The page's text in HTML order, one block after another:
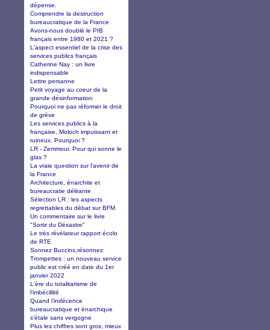
dépense.
Comprendre la destruction
bureaucratique de la France
Avons-nous doublé le PIB
français entre 1980 et 2021 ?
L'aspect essentiel de la crise des
services publics français
Catherine Nay : un livre
indispensable
Lettre persanne
Petit voyage au coeur de la
grande désinformation
Pourquoi ne pas réformer le droit
de grève
Les services publics à la
française, Moloch impuissant et
ruineux. Pourquoi ?
LR - Zemmour. Pour qui sonne le
glas ?
La vraie question sur l'avenir de
la France
Architecture, énarchite et
bureaucratie délirante
Sélection LR : les aspects
regrettables du débat sur BFM
Un commentaire sur le livre
"Sortir du Désastre"
Le très révélateur rapport écolo
de RTE
Sonnez Buccins,résonnez
Trompettes : un nouveau service
public est créé en date du 1er
janvier 2022
L'ère du totalitarisme de
l'imbécillité
Quand l’indécence
bureaucratique et énarchique
s’étale sans vergogne
Plus les chiffres sont gros, mieux